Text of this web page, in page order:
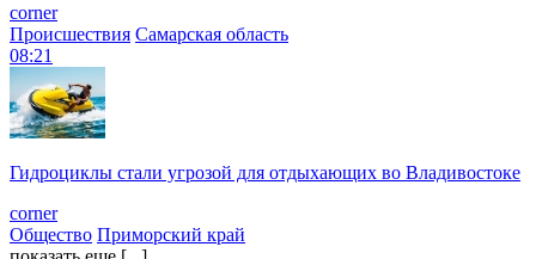
corner
Происшествия Самарская область
08:21
Гидроциклы стали угрозой для отдыхающих во Владивостоке
corner
Общество Приморский край